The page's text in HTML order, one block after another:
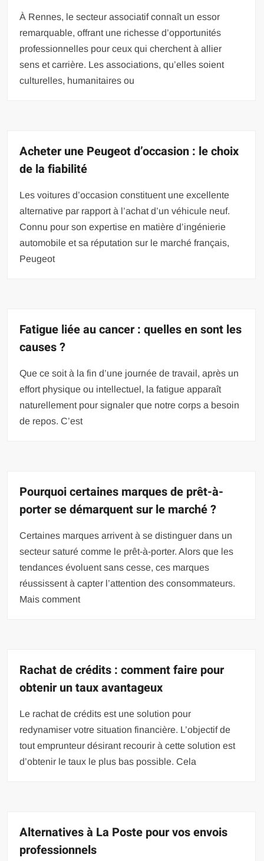
À Rennes, le secteur associatif connaît un essor
remarquable, offrant une richesse d’opportunités
professionnelles pour ceux qui cherchent à allier
sens et carrière. Les associations, qu’elles soient
culturelles, humanitaires ou
Acheter une Peugeot d’occasion : le choix
de la fiabilité
Les voitures d’occasion constituent une excellente
alternative par rapport à l’achat d’un véhicule neuf.
Connu pour son expertise en matière d’ingénierie
automobile et sa réputation sur le marché français,
Peugeot
Fatigue liée au cancer : quelles en sont les
causes ?
Que ce soit à la fin d’une journée de travail, après un
effort physique ou intellectuel, la fatigue apparaît
naturellement pour signaler que notre corps a besoin
de repos. C’est
Pourquoi certaines marques de prêt-à-
porter se démarquent sur le marché ?
Certaines marques arrivent à se distinguer dans un
secteur saturé comme le prêt-à-porter. Alors que les
tendances évoluent sans cesse, ces marques
réussissent à capter l’attention des consommateurs.
Mais comment
Rachat de crédits : comment faire pour
obtenir un taux avantageux
Le rachat de crédits est une solution pour
redynamiser votre situation financière. L’objectif de
tout emprunteur désirant recourir à cette solution est
d’obtenir le taux le plus bas possible. Cela
Alternatives à La Poste pour vos envois
professionnels